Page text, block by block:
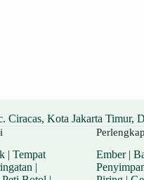
Kota Jakarta Timur,
| Tempat
|
Ember|